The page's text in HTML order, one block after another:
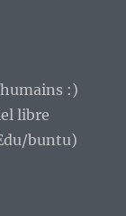
:)
libre
buntu)